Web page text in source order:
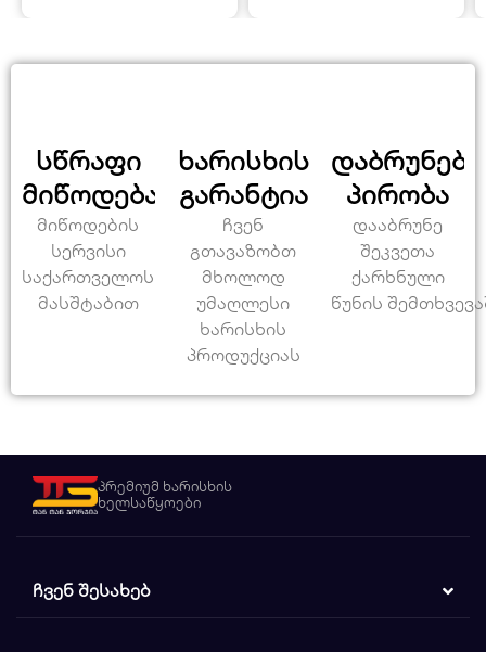
სწრაფი
მიწოდება
მიწოდების
სერვისი
საქართველოს
მასშტაბით
ხარისხის
გარანტია
ჩვენ
გთავაზობთ
მხოლოდ
უმაღლესი
ხარისხის
პროდუქციას
პირობა
დააბრუნე
შეკვეთა
ქარხნული
წუნის
პრემიუმ ხარისხის
ხელსაწყოები
ᲩᲕᲔᲜ ᲨᲔᲡᲐᲮᲔᲑ